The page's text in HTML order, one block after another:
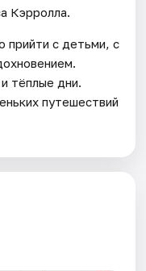
Кэрролла.
прийти с детьми, с
тёплые дни.
путешествий